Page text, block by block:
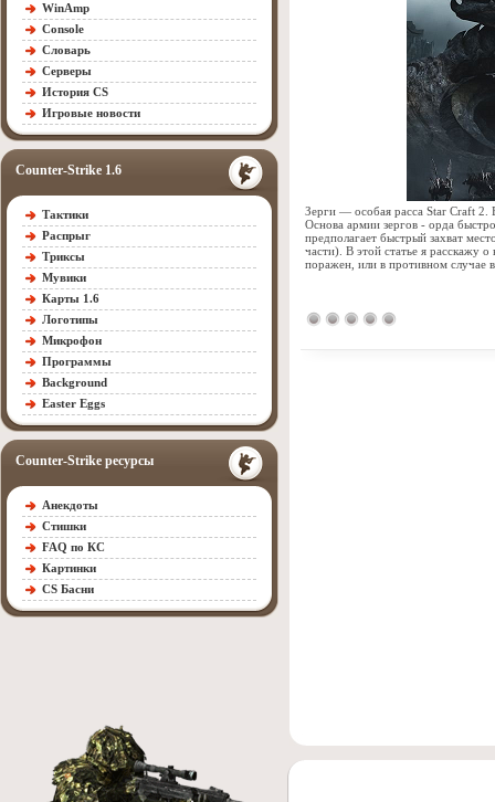
WinAmp
Console
Словарь
Серверы
История CS
Игровые новости
Counter-Strike 1.6
Тактики
Распрыг
Триксы
Мувики
Карты 1.6
Логотипы
Микрофон
Программы
Background
Easter Eggs
Counter-Strike ресурсы
Анекдоты
Стишки
FAQ по КС
Картинки
CS Басни
Зерги — особая расса Star Craft 2.
Основа армии зергов - орда
предполагает быстрый захват
части). В этой статье я расскажу
поражен, или в противном случае